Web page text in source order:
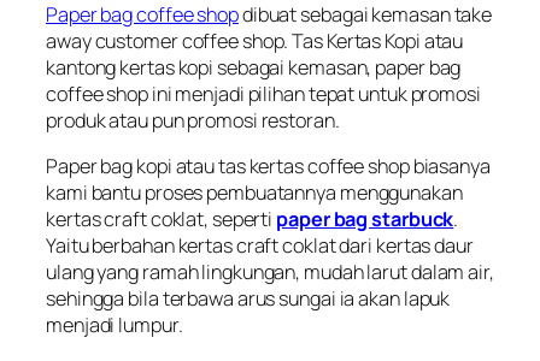
Paper bag coffee shopdibuat sebagai kemasan take
away customer coffee shop. Tas Kertas Kopi atau
kantong kertas kopi sebagai kemasan, paper bag
coffee shop ini menjadi pilihan tepat untuk promosi
produk atau pun promosi restoran.
Paper bag kopi atau tas kertas coffee shop biasanya
kami bantu proses pembuatannya menggunakan
kertas craft coklat, seperti paper bag starbuck.
Yaitu berbahan kertas craft coklat dari kertas daur
ulang yang ramah lingkungan, mudah larut dalam air,
sehingga bila terbawa arus sungai ia akan lapuk
menjadi lumpur.